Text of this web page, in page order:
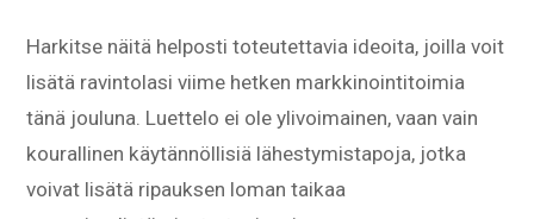
Harkitse näitä helposti toteutettavia ideoita, joilla voit
lisätä ravintolasi viime hetken markkinointitoimia
tänä jouluna. Luettelo ei ole ylivoimainen, vaan vain
kourallinen käytännöllisiä lähestymistapoja, jotka
voivat lisätä ripauksen loman taikaa